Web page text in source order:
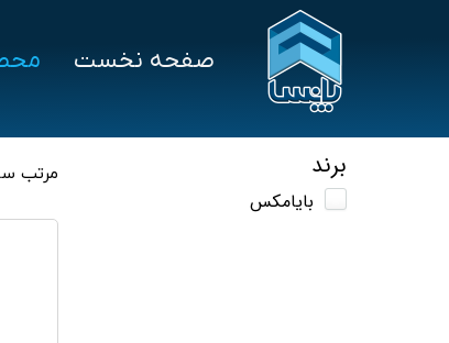
صفحه نخست
برند
بایامکس
مرتب